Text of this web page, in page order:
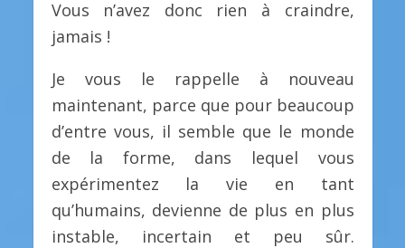
Vous n’avez donc rien à craindre,
jamais !
Je vous le rappelle à nouveau
maintenant, parce que pour beaucoup
d’entre vous, il semble que le monde
de la forme, dans lequel vous
expérimentez la vie en tant
qu’humains, devienne de plus en plus
instable, incertain et peu sûr.